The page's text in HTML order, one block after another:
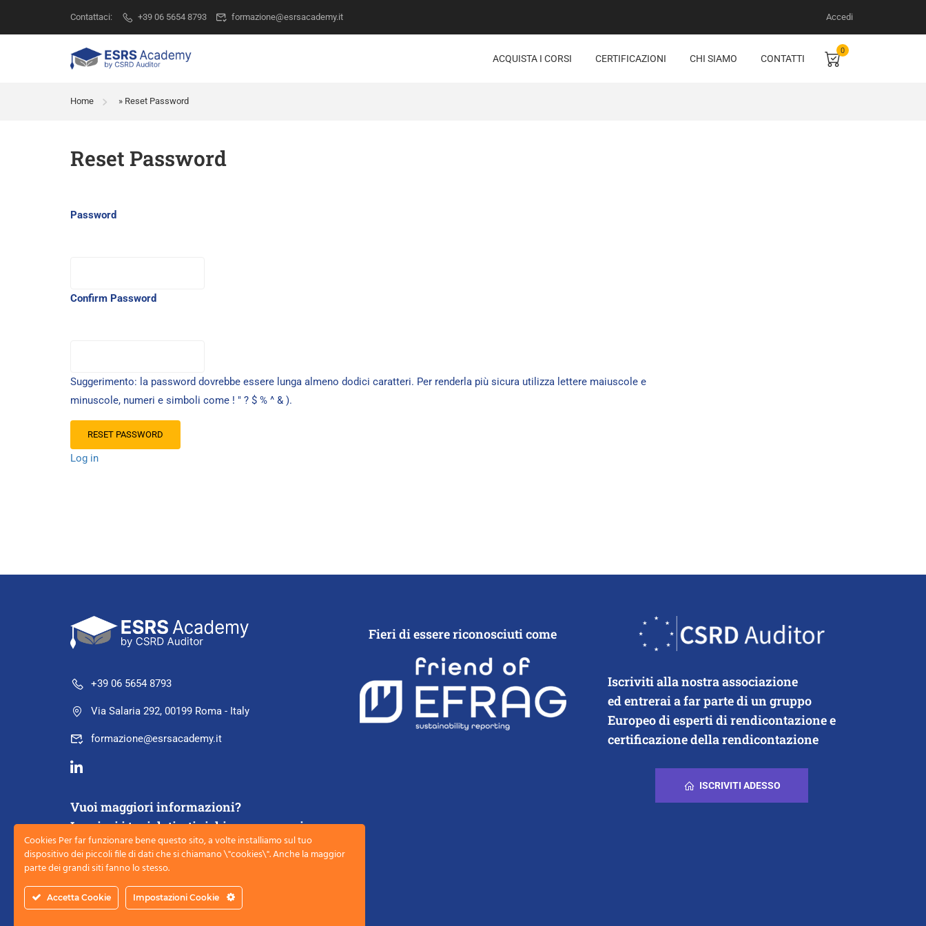
Contattaci: +39 06 5654 8793 formazione@esrsacademy.it Accedi
ACQUISTA I CORSI CERTIFICAZIONI CHI SIAMO CONTATTI
0
Home » Reset Password
Reset Password
Password
Confirm Password
Suggerimento: la password dovrebbe essere lunga almeno dodici caratteri. Per renderla più sicura utilizza lettere maiuscole e
minuscole, numeri e simboli come ! " ? $ % ^ & ).
Log in
+39 06 5654 8793
Via Salaria 292, 00199 Roma - Italy
formazione@esrsacademy.it
Vuoi maggiori informazioni?
Lasciaci i tuoi dati e ti richiameremo noi
Fieri di essere riconosciuti come
Iscriviti alla nostra associazione
ed entrerai a far parte di un gruppo
Europeo di esperti di rendicontazione e
certificazione della rendicontazione
ISCRIVITI ADESSO
Cookies Per far funzionare bene questo sito, a volte installiamo sul tuo
dispositivo dei piccoli file di dati che si chiamano \"cookies\". Anche la maggior
parte dei grandi siti fanno lo stesso.
Accetta Cookie Impostazioni Cookie